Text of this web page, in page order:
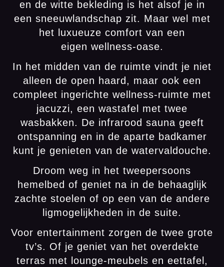
en de witte bekleding is het alsof je in
een sneeuwlandschap zit. Maar wel met
het luxueuze comfort van een
eigen wellness-oase.
In het midden van de ruimte vindt je niet
alleen de open haard, maar ook een
compleet ingerichte wellness-ruimte met
jacuzzi, een wastafel met twee
wasbakken. De infrarood sauna geeft
ontspanning en in de aparte badkamer
kunt je genieten van de watervaldouche.
Droom weg in het tweepersoons
hemelbed of geniet na in de behaaglijk
zachte stoelen of op een van de andere
ligmogelijkheden in de suite.
Voor entertainment zorgen de twee grote
tv’s. Of je geniet van het overdekte
terras met lounge-meubels en eettafel,